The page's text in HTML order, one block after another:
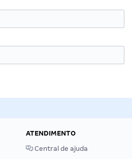
ATENDIMENTO
Central de ajuda